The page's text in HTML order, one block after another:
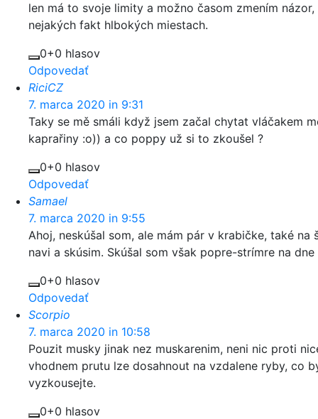
len má to svoje limity a možno časom zmením
nejakých fakt hlbokých miestach.
0+0 hlasov
Odpovedať
RiciCZ
7. marca 2020 in 9:31
Taky se mě smáli když jsem začal chytat vláčakem
kaprařiny :o)) a co poppy už si to zkoušel ?
0+0 hlasov
Odpovedať
Samael
7. marca 2020 in 9:55
Ahoj, neskúšal som, ale mám pár v krabičke, také
navi a skúsim. Skúšal som však popre-strímre na
0+0 hlasov
Odpovedať
Scorpio
7. marca 2020 in 10:58
Pouzit musky jinak nez muskarenim, neni nic proti
vhodnem prutu lze dosahnout na vzdalene ryby, co
vyzkousejte.
0+0 hlasov